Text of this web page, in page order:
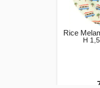
Rice
H